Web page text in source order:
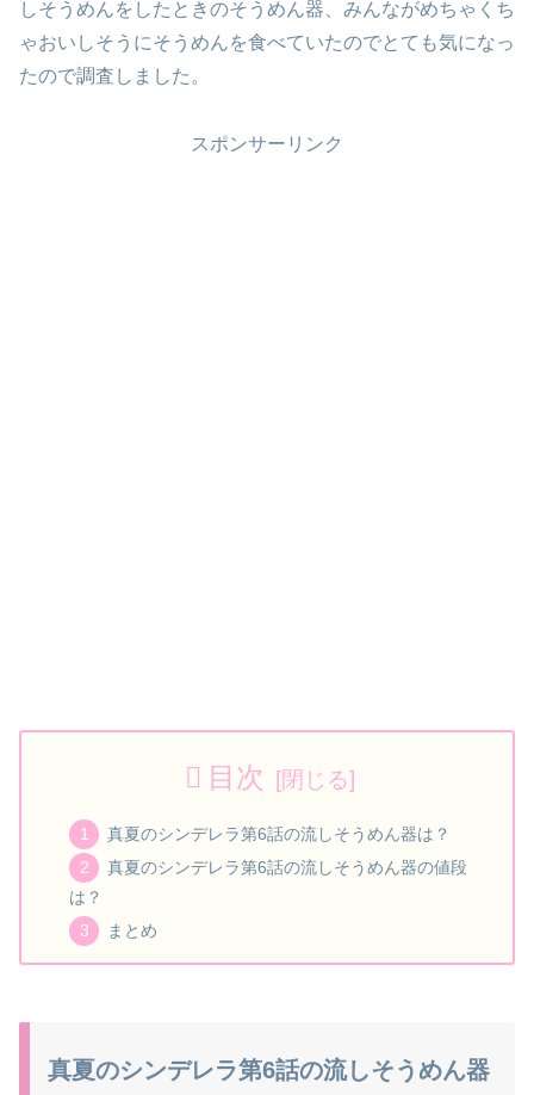
しそうめんをしたときのそうめん器、みんながめちゃくち
ゃおいしそうにそうめんを食べていたのでとても気になっ
たので調査しました。
スポンサーリンク
目次
真夏のシンデレラ第6話の流しそうめん器は？
真夏のシンデレラ第6話の流しそうめん器の値段
は？
まとめ
真夏のシンデレラ第6話の流しそうめん器